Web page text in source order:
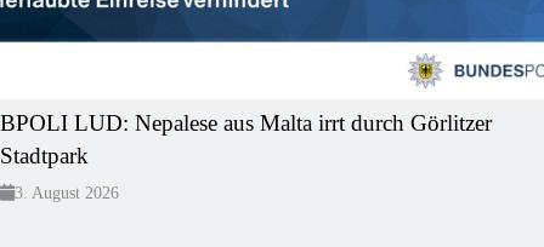
BPOLI LUD: Nepalese aus Malta irrt durch Görlitzer
Stadtpark
3. August 2026